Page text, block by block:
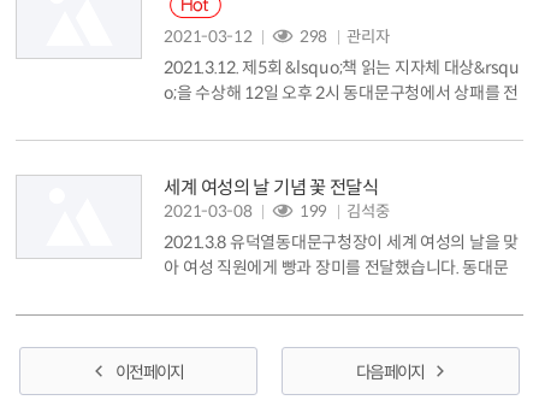
2021-03-12 298 관리자
2021.3.12. 제5회 &lsquo;책 읽는 지자체 대상&rsqu
o;을 수상해 12일 오후 2시 동대문구청에서 상패를 전
은 (사)국민독서 문화진흥회(회장 김을호) 주관으로
로 책 읽는 대한민국 발전에 도움이 된 지자체에게 수
여하는 상입니다. 그 동안 동대문구는 &lsquo;동네도
서관 1동 1개소 건립&rsquo; 등 민선 7기 공약사항을
적극...
세계 여성의 날 기념 꽃 전달식
2021-03-08 199 김석중
2021.3.8 유덕열동대문구청장이 세계 여성의 날을 맞
아 여성 직원에게 빵과 장미를 전달했습니다. 동대문
념, 여성 직원에게 존중과 감사의 마음을 전하는 동시
에 코로나 19 여파로 어려움을 겪고 있는 화훼농가를
돕기 위해 이번 행사를 마련했습니다. 유덕열 동대문
구청장은 8일 오전 11 시 30 분 구청 지하1층 구내식
이전 페이지 다음 페이지